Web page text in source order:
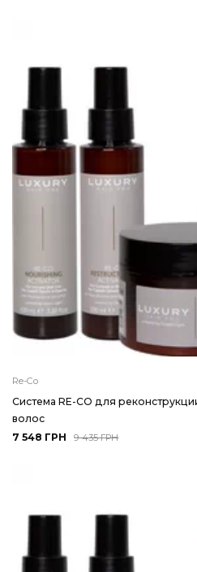
Re-Co
Система RE-CO для
волос
7 548 ГРН
9 435 ГРН